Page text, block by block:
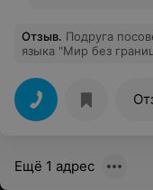
Отзыв. Подруга посоветовала мне школу иностранного
языка "Мир без
с этому негативно,
с Иваном
договорились на
молодой
растут. Очень
Ещё 1 адрес